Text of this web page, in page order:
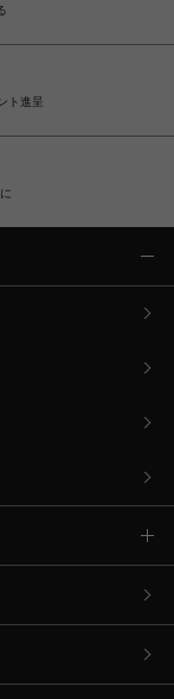
ト進呈